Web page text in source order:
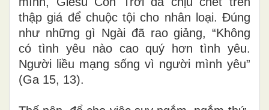
thập giá để chuộc tội cho nhân loại. Đúng
như những gì Ngài đã rao giảng, “Không
có tình yêu nào cao quý hơn tình yêu.
Người liều mạng sống vì người mình yêu”
(Ga 15, 13).